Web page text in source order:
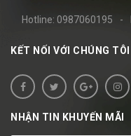
Hotline: 0987060195 -
KẾT NỐI VỚI CHÚNG TÔI
NHẬN TIN KHUYẾN MÃI